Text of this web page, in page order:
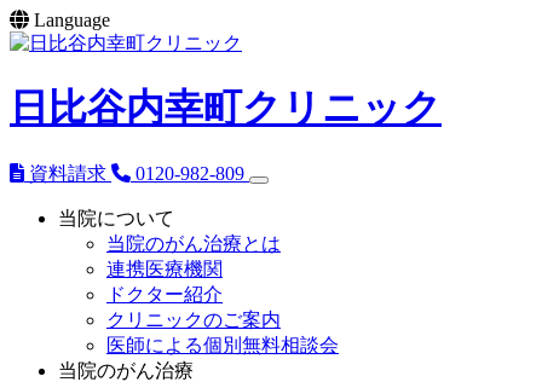
Language
日比谷内幸町クリニック
資料請求 0120-982-809
当院について
当院のがん治療とは
連携医療機関
ドクター紹介
クリニックのご案内
医師による個別無料相談会
当院のがん治療